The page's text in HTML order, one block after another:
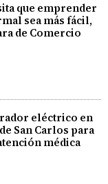
que emprender
sea más fácil,
de Comercio
eléctrico en
San Carlos para
médica